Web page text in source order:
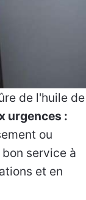
de l'huile de
urgences :
ou
service à
et en